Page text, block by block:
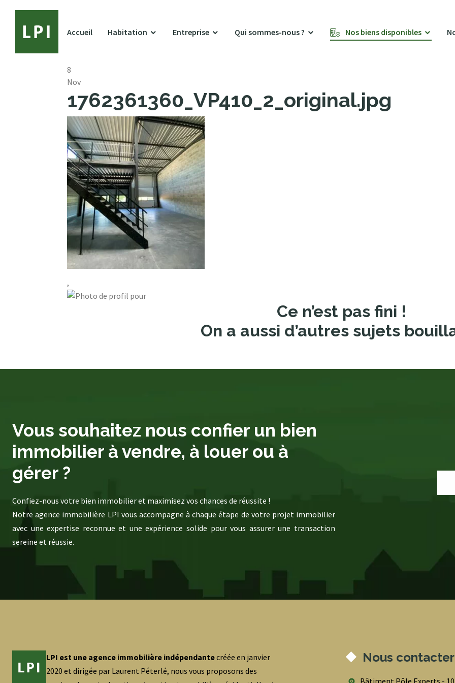
Accueil Habitation Entreprise Qui sommes-nous ? Nos biens disponibles
8
Nov
1762361360_VP410_2_original.jpg
,
Ce n’est pas fini !
On a aussi d’autres sujets
Vous souhaitez nous confier un bien
immobilier à vendre, à louer ou à
gérer ?
Confiez-nous votre bien immobilier et maximisez vos chances de réussite !
Notre agence immobilière LPI vous accompagne à chaque étape de votre projet immobilier
avec une expertise reconnue et une expérience solide pour vous assurer une transaction
sereine et réussie.
LPI est une agence immobilière indépendantecréée en janvier
2020 et dirigée par Laurent Péterlé, nous vous proposons des
Nous contacter